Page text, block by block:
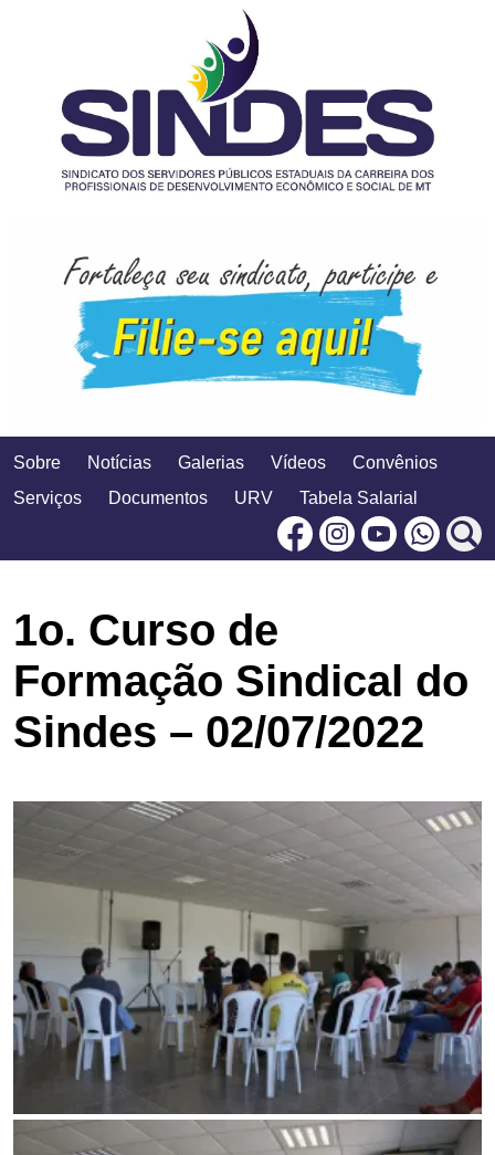
Sobre Notícias Galerias Vídeos
Convênios
Serviços
Documentos URV
Tabela Salarial
FacebookInstagram
1o. Curso de
Formação Sindical do
Sindes – 02/07/2022